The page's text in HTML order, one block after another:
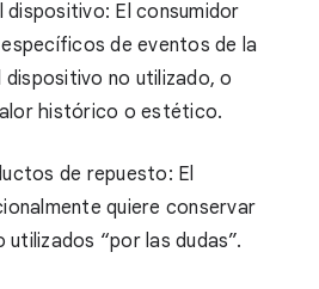
dispositivo: El consumidor
de eventos de la
dispositivo no utilizado, o
histórico o estético.
de repuesto: El
quiere conservar
utilizados “por las dudas”.